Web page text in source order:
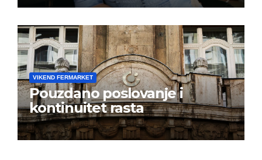
istoj kalendarskoj godini
VIKEND FERMARKET
Pouzdano poslovanje i
kontinuitet rasta